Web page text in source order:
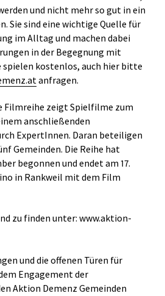
und nicht mehr so gut in ein
Sie sind eine wichtige Quelle für
im Alltag und machen dabei
in der Begegnung mit
spielen kostenlos, auch hier bitte
anfragen.
Filmreihe zeigt Spielfilme zum
anschließenden
ExpertInnen. Daran beteiligen
Gemeinden. Die Reihe hat
begonnen und endet am 17.
in Rankweil mit dem Film
zu finden unter: www.aktion-
und die offenen Türen für
Engagement der
Aktion Demenz Gemeinden